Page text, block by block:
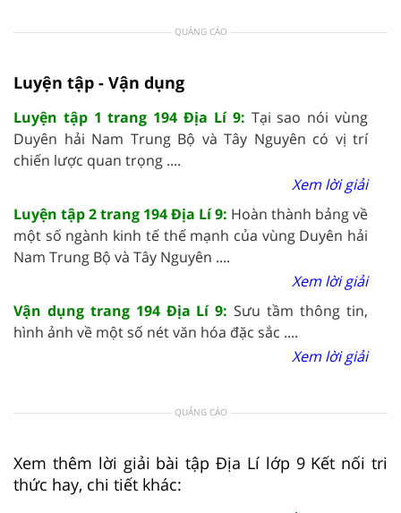
QUẢNG CÁO
Luyện tập - Vận dụng
Luyện tập 1 trang 194 Địa Lí 9: Tại sao nói vùng
Duyên hải Nam Trung Bộ và Tây Nguyên có vị trí
chiến lược quan trọng ....
Xem lời giải
Luyện tập 2 trang 194 Địa Lí 9: Hoàn thành bảng về
một số ngành kinh tế thế mạnh của vùng Duyên hải
Nam Trung Bộ và Tây Nguyên ....
Xem lời giải
Vận dụng trang 194 Địa Lí 9: Sưu tầm thông tin,
hình ảnh về một số nét văn hóa đặc sắc ....
Xem lời giải
QUẢNG CÁO
Xem thêm lời giải bài tập Địa Lí lớp 9 Kết nối tri
thức hay, chi tiết khác: